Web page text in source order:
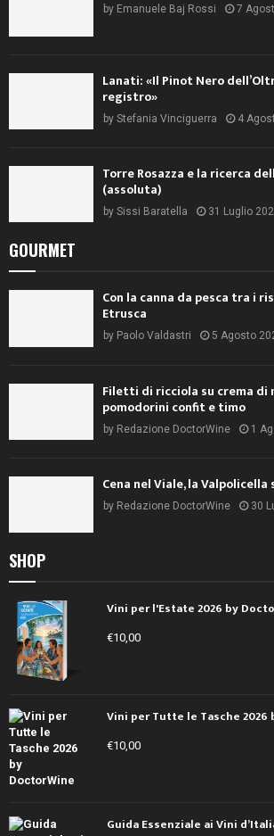
by Emanuele Baj Rossi 7
Lanati: «Il Pinot Nero
registro»
by Stefania Vinciguerra 4
Torre Rosazza e la ricerca
(assoluta)
by Sissi Baratella 31 Luglio
GOURMET
Con la canna da pesca tra i
Etrusca
by Paolo Valdastri 5 Agosto
Filetti di ricciola su crema di
pomodorini confit e timo
by Redazione DoctorWine 1
Cena nel Viale, la
by Redazione DoctorWine 30
SHOP
Vini per l'Estate 2026 by
€10,00
Vini per Tutte le Tasche 2026
€10,00
Guida Essenziale ai Vini